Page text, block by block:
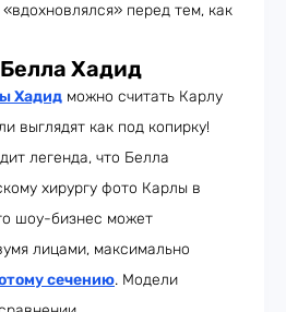
перед тем, как
Хадид
Хадид можно считать Карлу
выглядят как под копирку!
легенда, что Белла
хирургу фото Карлы в
шоу-бизнес может
лицами, максимально
сечению. Модели